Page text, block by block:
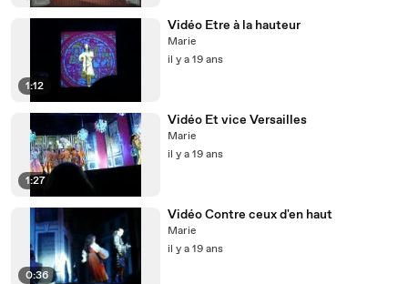
1:12
Vidéo Etre à la hauteur
Marie
il y a 19 ans
1:27
Vidéo Et vice Versailles
Marie
il y a 19 ans
0:36
Vidéo Contre ceux d'en haut
Marie
il y a 19 ans